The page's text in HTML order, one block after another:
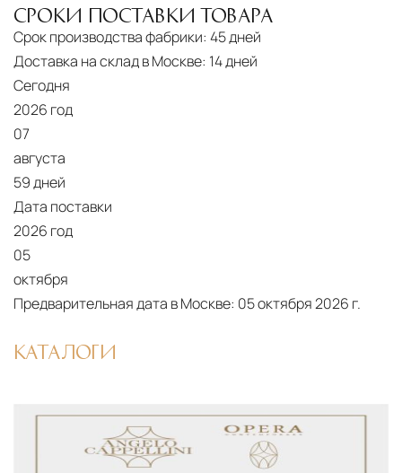
маршрута.
Страхование грузаВсе международные
поставки застрахованы в соответствии с
международными стандартами. Клиенты могут
критичных партий товара.
СРОКИ ПОСТАВКИ ТОВАРА
Срок производства фабрики: 45 дней
Доставка на склад в Москве: 14 дней
Сегодня
2026 год
07
августа
59 дней
Дата поставки
2026 год
05
октября
Предварительная дата в Москве: 05 октября 2026 г.
КАТАЛОГИ